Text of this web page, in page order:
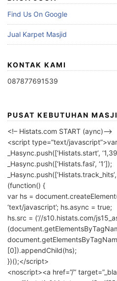
Find Us On Google
Jual Karpet Masjid
KONTAK KAMI
087877691539
PUSAT KEBUTUHAN
<!– Histats.com START (aync)–>
<script type=”text/
_Hasync.push([‘Histats.start’,
_Hasync.push([‘Histats.fasi’, ‘1’]);
(function() {
var hs =
‘text/javascript’; hs.async = true;
hs.src = (‘//s10.histats.com/
[0]).appendChild(hs);
})();</script>
<noscript><a href=”/”